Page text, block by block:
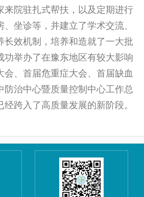
来院驻扎式帮扶，以及定期进行
坐诊等，并建立了学术交流、
长效机制，培养和造就了一大批
功举办了在豫东地区有较大影响
会、首届危重症大会、首届缺血
防治中心暨质量控制中心工作总
跨入了高质量发展的新阶段。